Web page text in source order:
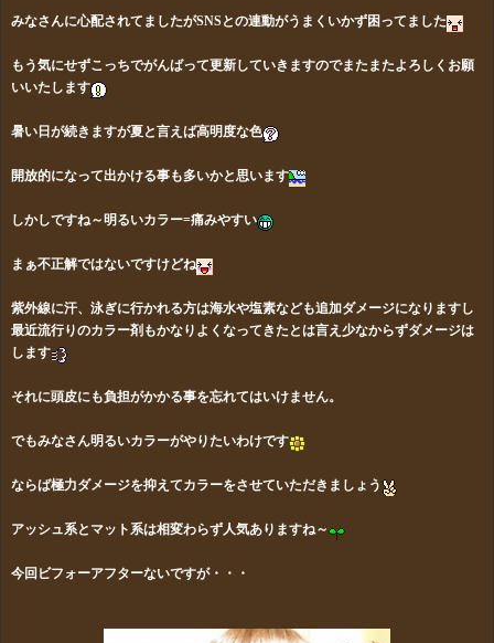
みなさんに心配されてましたがSNSとの連動がうまくいかず困ってました
もう気にせずこっちでがんばって更新していきますのでまたまたよろしくお願
いいたします
暑い日が続きますが夏と言えば高明度な色
開放的になって出かける事も多いかと思います
しかしですね～明るいカラー=痛みやすい
まぁ不正解ではないですけどね
紫外線に汗、泳ぎに行かれる方は海水や塩素なども追加ダメージになりますし
最近流行りのカラー剤もかなりよくなってきたとは言え少なからずダメージは
します
それに頭皮にも負担がかかる事を忘れてはいけません。
でもみなさん明るいカラーがやりたいわけです
ならば極力ダメージを抑えてカラーをさせていただきましょう
アッシュ系とマット系は相変わらず人気ありますね～
今回ビフォーアフターないですが・・・